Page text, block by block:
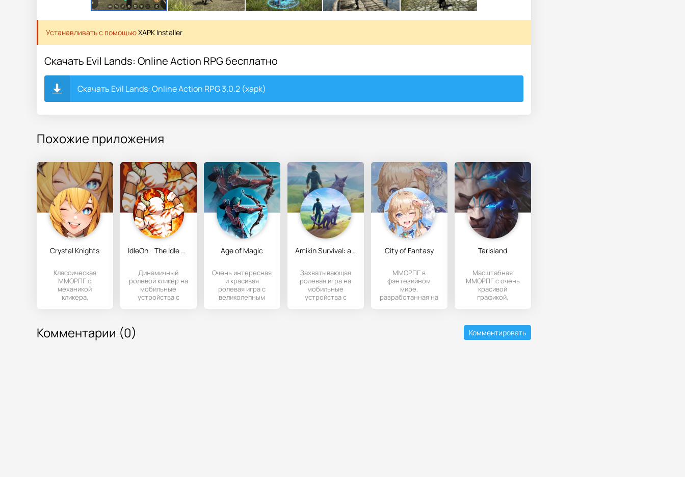
Устанавливать с помощьюXAPK Installer
Скачать Evil Lands: Online Action RPG бесплатно
Скачать Evil Lands: Online Action RPG 3.0.2 (xapk)
Похожие приложения
Crystal Knights
Классическая
ММОРПГ с
механикой
кликера,
оформлением,
IdleOn - The Idle RPG
Динамичный
ролевой кликер на
мобильные
устройства с
поучаствовать
Age of Magic
Очень интересная
и красивая
ролевая игра с
великолепным
Amikin Survival: аниме RPG
Захватывающая
ролевая игра на
мобильные
устройства с
City of Fantasy
ММОРПГ в
фэнтезийном
мире,
разработанная на
Tarisland
Масштабная
ММОРПГ с очень
красивой
графикой,
количеством
Комментарии (0) Комментировать